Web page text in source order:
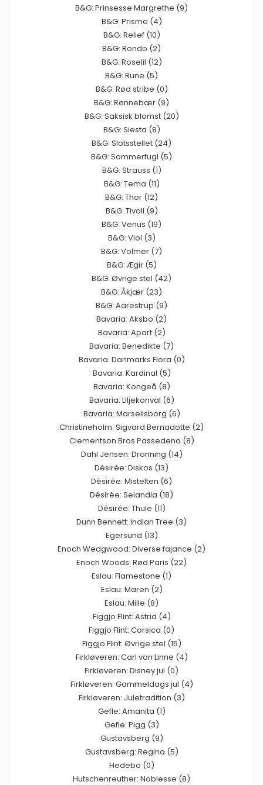
B&G: Prinsesse Margrethe (9)
B&G: Prisme (4)
B&G: Relief (10)
B&G: Rondo (2)
B&G: Roselil (12)
B&G: Rune (5)
B&G: Rød stribe (0)
B&G: Rønnebær (9)
B&G: Saksisk blomst (20)
B&G: Siesta (8)
B&G: Slotsstellet (24)
B&G: Sommerfugl (5)
B&G: Strauss (1)
B&G: Tema (11)
B&G: Thor (12)
B&G: Tivoli (9)
B&G: Venus (19)
B&G: Viol (3)
B&G: Volmer (7)
B&G: Ægir (5)
B&G: Øvrige stel (42)
B&G: Åkjær (23)
B&G: Aarestrup (9)
Bavaria: Aksbo (2)
Bavaria: Apart (2)
Bavaria: Benedikte (7)
Bavaria: Danmarks Flora (0)
Bavaria: Kardinal (5)
Bavaria: Kongeå (8)
Bavaria: Liljekonval (6)
Bavaria: Marselisborg (6)
Christineholm: Sigvard Bernadotte (2)
Clementson Bros Passedena (8)
Dahl Jensen: Dronning (14)
Désirée: Diskos (13)
Désirée: Mistelten (6)
Désirée: Selandia (18)
Désirée: Thule (11)
Dunn Bennett: Indian Tree (3)
Egersund (13)
Enoch Wedgwood: Diverse fajance (2)
Enoch Woods: Rød Paris (22)
Eslau: Flamestone (1)
Eslau: Maren (2)
Eslau: Mille (8)
Figgjo Flint: Astrid (4)
Figgjo Flint: Corsica (0)
Figgjo Flint: Øvrige stel (15)
Firkløveren: Carl von Linne (4)
Firkløveren: Disney jul (0)
Firkløveren: Gammeldags jul (4)
Firkløveren: Juletradition (3)
Gefle: Amanita (1)
Gefle: Pigg (3)
Gustavsberg (9)
Gustavsberg: Regina (5)
Hedebo (0)
Hutschenreuther: Noblesse (8)